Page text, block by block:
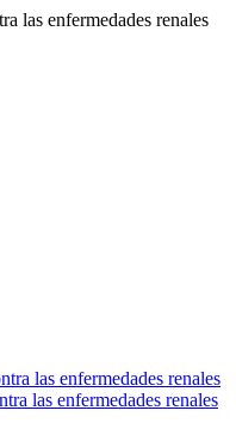
las enfermedades renales
las enfermedades renales
las enfermedades renales